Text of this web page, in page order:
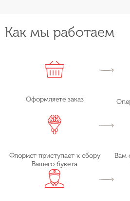
Как мы работаем
Оформляете заказ
Флорист приступает к сбору
Вашего букета
Вам